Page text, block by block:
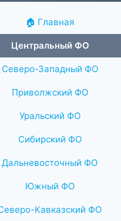
🏠 Главная
Центральный ФО
Северо-Западный ФО
Приволжский ФО
Уральский ФО
Сибирский ФО
Дальневосточный ФО
Южный ФО
Кавказский ФО